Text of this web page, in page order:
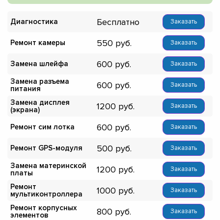
Диагностика Бесплатно Заказать
Ремонт камеры 550 Заказать
Замена шлейфа 600 Заказать
Замена разъема
питания
600 Заказать
Замена дисплея
(экрана)
1200 Заказать
Ремонт сим лотка 600 Заказать
Ремонт GPS-модуля 500 Заказать
Замена материнской
платы
1200 Заказать
Ремонт
мультиконтроллера
1000 Заказать
Ремонт корпусных
элементов
800 Заказать